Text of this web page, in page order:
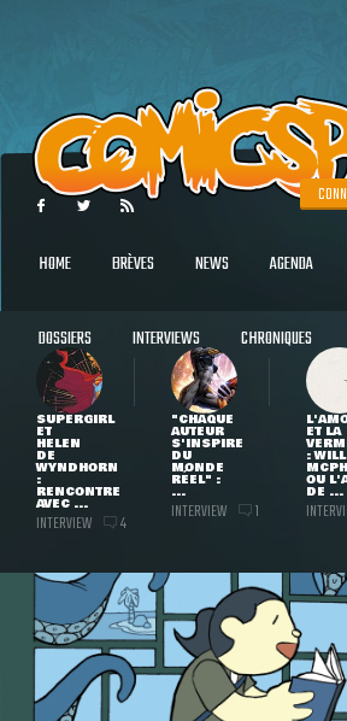
HOME BRÈVES NEWS AGENDA
DOSSIERS INTERVIEWS CHRONIQUES
SUPERGIRL
ET
HELEN
DE
WYNDHORN
:
RENCONTRE
AVEC ...
INTERVIEW 4
"CHAQUE
AUTEUR
S'INSPIRE
DU
MONDE
RÉEL" :
...
INTERVIEW 1
ET LA
: WILL
OU
DE ...